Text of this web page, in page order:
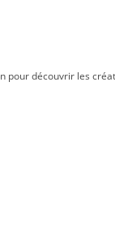
pour découvrir les